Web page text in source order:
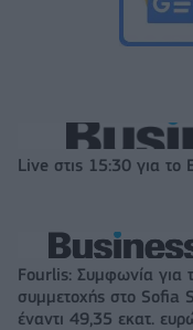
Live στις 15:30 για το
Fourlis: Συμφωνία για
συμμετοχής στο Sofia
έναντι 49,35 εκατ.